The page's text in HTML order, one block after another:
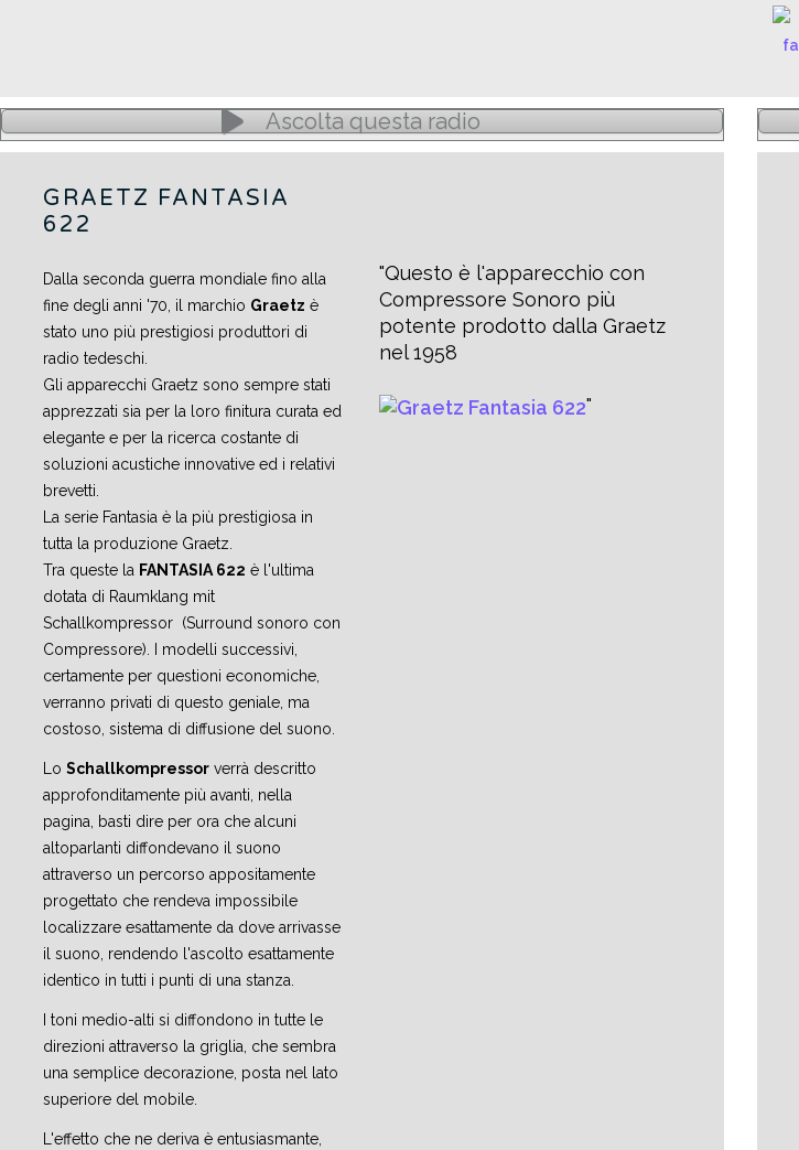
Ascolta questa radio
GRAETZ FANTASIA
622
Dalla seconda guerra mondiale fino alla
fine degli anni '70, il marchio Graetz è
stato uno più prestigiosi produttori di
radio tedeschi.
Gli apparecchi Graetz sono sempre stati
apprezzati sia per la loro finitura curata ed
elegante e per la ricerca costante di
soluzioni acustiche innovative ed i relativi
brevetti.
La serie Fantasia è la più prestigiosa in
tutta la produzione Graetz.
Tra queste la FANTASIA 622 è l'ultima
dotata di Raumklang mit
Schallkompressor (Surround sonoro con
Compressore). I modelli successivi,
certamente per questioni economiche,
verranno privati di questo geniale, ma
costoso, sistema di diffusione del suono.
Lo Schallkompressor verrà descritto
approfonditamente più avanti, nella
pagina, basti dire per ora che alcuni
altoparlanti diffondevano il suono
attraverso un percorso appositamente
progettato che rendeva impossibile
localizzare esattamente da dove arrivasse
il suono, rendendo l'ascolto esattamente
identico in tutti i punti di una stanza.
I toni medio-alti si diffondono in tutte le
direzioni attraverso la griglia, che sembra
una semplice decorazione, posta nel lato
superiore del mobile.
L'effetto che ne deriva è entusiasmante,
Questo è l'apparecchio con
Compressore Sonoro più
potente prodotto dalla Graetz
nel 1958